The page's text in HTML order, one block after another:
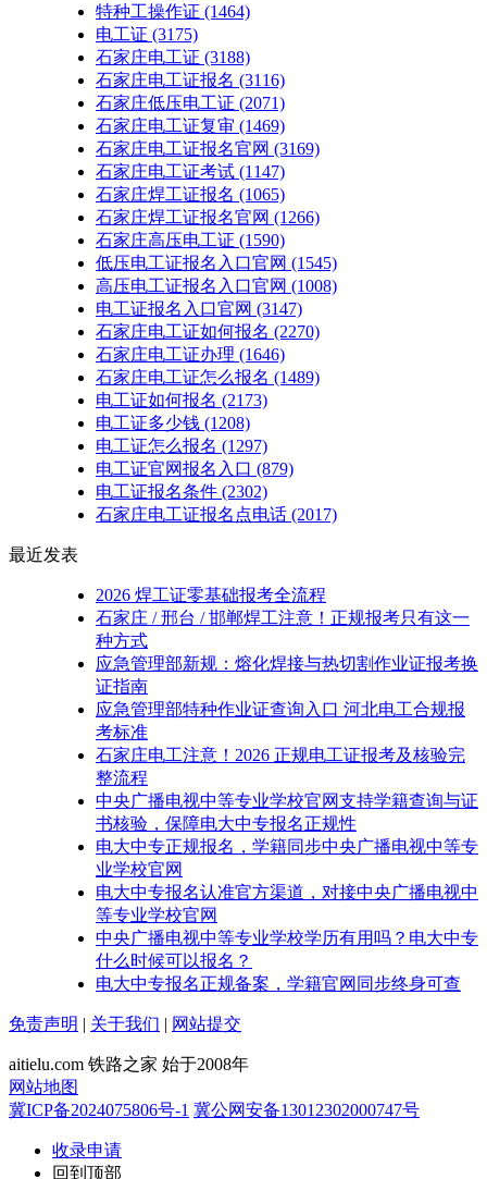
特种工操作证 (1464)
电工证 (3175)
石家庄电工证 (3188)
石家庄电工证报名 (3116)
石家庄低压电工证 (2071)
石家庄电工证复审 (1469)
石家庄电工证报名官网 (3169)
石家庄电工证考试 (1147)
石家庄焊工证报名 (1065)
石家庄焊工证报名官网 (1266)
石家庄高压电工证 (1590)
低压电工证报名入口官网 (1545)
高压电工证报名入口官网 (1008)
电工证报名入口官网 (3147)
石家庄电工证如何报名 (2270)
石家庄电工证办理 (1646)
石家庄电工证怎么报名 (1489)
电工证如何报名 (2173)
电工证多少钱 (1208)
电工证怎么报名 (1297)
电工证官网报名入口 (879)
电工证报名条件 (2302)
石家庄电工证报名点电话 (2017)
最近发表
2026 焊工证零基础报考全流程
石家庄 / 邢台 / 邯郸焊工注意！正规报考只有这一
种方式
应急管理部新规：熔化焊接与热切割作业证报考换
证指南
应急管理部特种作业证查询入口 河北电工合规报
考标准
石家庄电工注意！2026 正规电工证报考及核验完
整流程
中央广播电视中等专业学校官网支持学籍查询与证
书核验，保障电大中专报名正规性
电大中专正规报名，学籍同步中央广播电视中等专
业学校官网
电大中专报名认准官方渠道，对接中央广播电视中
等专业学校官网
中央广播电视中等专业学校学历有用吗？电大中专
什么时候可以报名？
电大中专报名正规备案，学籍官网同步终身可查
免责声明 | 关于我们 | 网站提交
aitielu.com 铁路之家 始于2008年
网站地图
冀ICP备2024075806号-1 冀公网安备13012302000747号
收录申请
回到顶部